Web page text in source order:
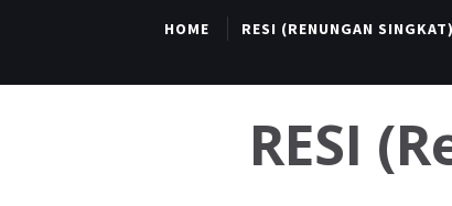
HOME RESI (RENUNGAN SINGKAT)
RESI